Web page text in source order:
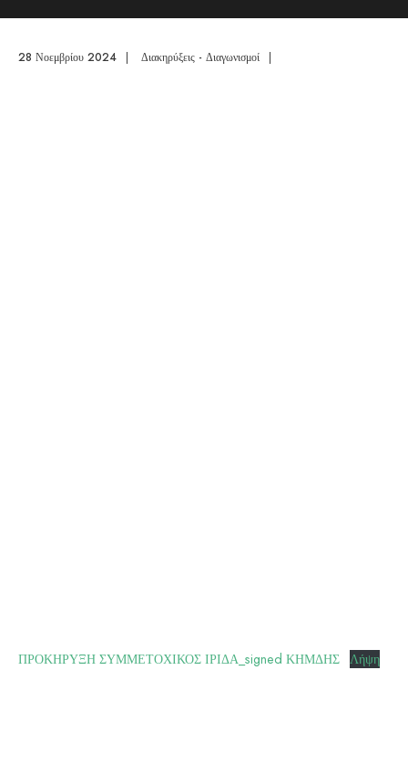
28 Νοεμβρίου 2024 | Διακηρύξεις - Διαγωνισμοί |
ΠΡΟΚΗΡΥΞΗ ΣΥΜΜΕΤΟΧΙΚΟΣ ΙΡΙΔΑ_signed ΚΗΜΔΗΣ Λήψη